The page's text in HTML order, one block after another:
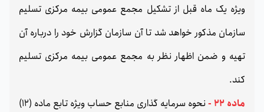
ویژه یک ماه قبل از تشکیل مجمع عمومی بیمه مرکزی تسلیم
سازمان مذکور خواهد شد تا آن سازمان گزارش خود را درباره آن
تهیه و ضمن اظهار نظر به مجمع عمومی بیمه مرکزی تسلیم
کند.
ماده 22 -
نحوه سرمایه گذاری منابع حساب ویژه تابع ماده (12)